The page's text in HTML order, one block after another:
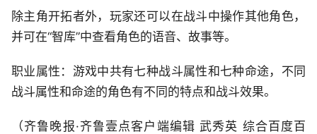
除主角开拓者外，玩家还可以在战斗中操作其他角色，
并可在“智库”中查看角色的语音、故事等。
职业属性：游戏中共有七种战斗属性和七种命途，不同
战斗属性和命途的角色有不同的特点和战斗效果。
（齐鲁晚报·齐鲁壹点客户端编辑 武秀英 综合百度百